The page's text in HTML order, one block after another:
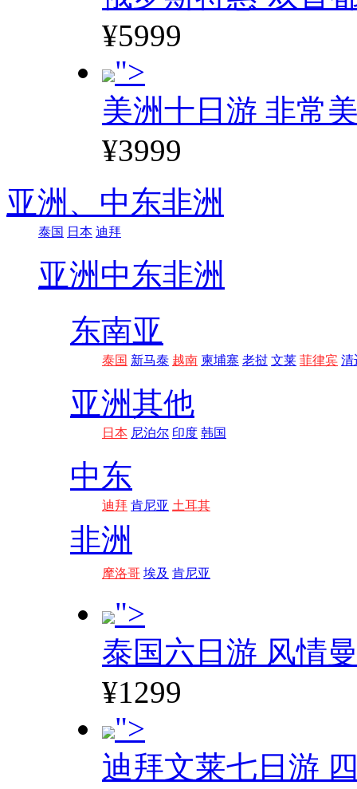
¥5999
">
美洲十日游 非常
¥3999
亚洲、 中东非洲
泰国 日本 迪拜
亚洲 中东非洲
东南亚
泰国 新马泰 越南 柬埔寨 老挝 文莱 菲律宾 清
亚洲其他
日本 尼泊尔 印度 韩国
中东
迪拜 肯尼亚 土耳其
非洲
摩洛哥 埃及 肯尼亚
">
泰国六日游 风情
¥1299
">
迪拜文莱七日游